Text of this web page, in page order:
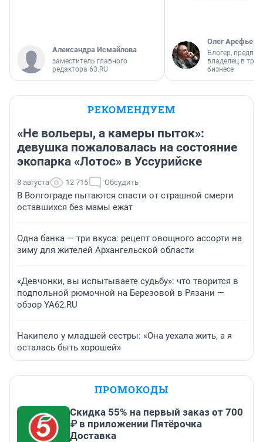
Александра Исмайлова
заместитель главного
редактора 63.RU
Олег Арефьев
Блогер,
владелец в
бизнесе
РЕКОМЕНДУЕМ
«Не вольеры, а камеры пыток»:
девушка пожаловалась на состояние
экопарка «Лотос» в Уссурийске
8 августа 12 715 Обсудить
В Волгограде пытаются спасти от страшной смерти
оставшихся без мамы ежат
Одна банка — три вкуса: рецепт овощного ассорти на
зиму для жителей Архангельской области
«Девчонки, вы испытываете судьбу»: что творится в
подпольной рюмочной на Березовой в Рязани —
обзор YA62.RU
Накипело у младшей сестры: «Она уехала жить, а я
осталась быть хорошей»
ПРОМОКОДЫ
Скидка 55% на первый заказ от 700
₽ в приложении Пятёрочка
Доставка